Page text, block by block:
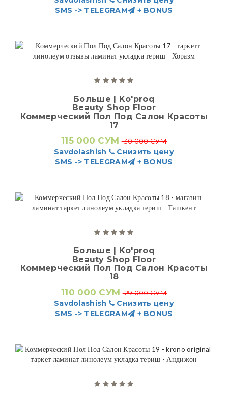
SMS -> TELEGRAM
+ BONUS
Больше | Ko'proq
Beauty Shop Floor
Коммерческий Пол Под Салон Красоты
17
115 000 СУМ 130 000 СУМ
Savdolashish
Снизить цену
SMS -> TELEGRAM
+ BONUS
Больше | Ko'proq
Beauty Shop Floor
Коммерческий Пол Под Салон Красоты
18
110 000 СУМ 129 000 СУМ
Savdolashish
Снизить цену
SMS -> TELEGRAM
+ BONUS